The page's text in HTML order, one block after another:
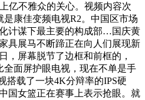
亿不雅众的关心。视频内容次
是康佳变频电视R2。中国区市场
计谋下最主要的构成部…国庆黄
具展马不断蹄正在向人们展现新
，屏幕脱节了边框和前框的，
全面屏护眼电视，现在不单是手
搭载了一块4K分辩率的IPS硬
国女篮正在赛事上表示抢眼。就